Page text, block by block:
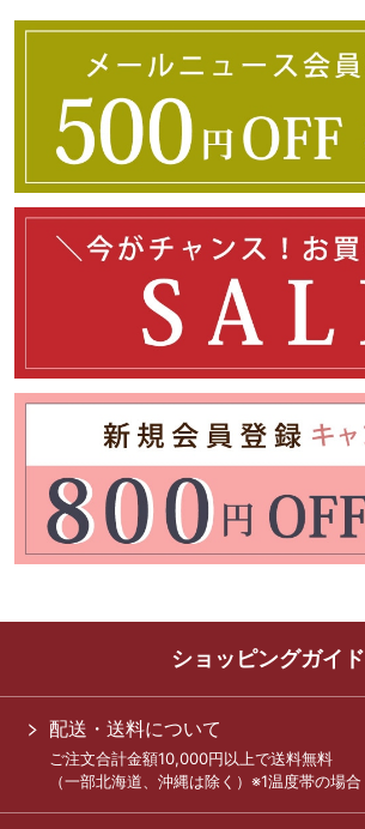
ショッピングガイド
配送・送料について
ご注文合計金額10,000円以上で送料無料
（一部北海道、沖縄は除く）※1温度帯の場合